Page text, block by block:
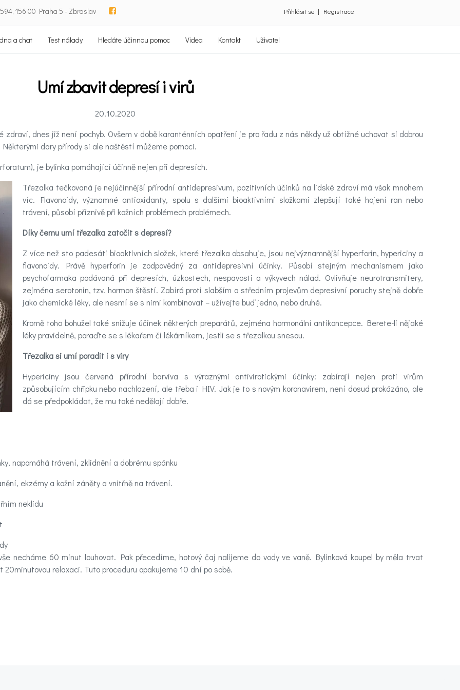
156 00 Praha 5 - Zbraslav Přihlásit se | Registrace
a chat Test nálady Hledáte účinnou pomoc Videa Kontakt Uživatel
Umí zbavit depresí i virů
20.10.2020
zdraví, dnes již není pochyb. Ovšem v době karanténních opatření je pro řadu z nás někdy už obtížné uchovat si dobrou
dary přírody si ale naštěstí můžeme pomoci.
je bylinka pomáhající účinně nejen při depresích.
Třezalka tečkovaná je nejúčinnější přírodní antidepresivum, pozitivních účinků na lidské zdraví má však mnohem
víc. Flavonoidy, významné antioxidanty, spolu s dalšími bioaktivními složkami zlepšují také hojení ran nebo
trávení, působí příznivě při kožních problémech problémech.
Díky čemu umí třezalka zatočit s depresí?
Z více než sto padesáti bioaktivních složek, které třezalka obsahuje, jsou nejvýznamnější hyperforin, hypericiny a
flavonoidy. Právě hyperforin je zodpovědný za antidepresivní účinky. Působí stejným mechanismem jako
psychofarmaka podávaná při depresích, úzkostech, nespavosti a výkyvech nálad. Ovlivňuje neurotransmitery,
zejména serotonin, tzv. hormon štěstí. Zabírá proti slabším a středním projevům depresivní poruchy stejně dobře
jako chemické léky, ale nesmí se s nimi kombinovat – užívejte buď jedno, nebo druhé.
Kromě toho bohužel také snižuje účinek některých preparátů, zejména hormonální antikoncepce. Berete-li nějaké
léky pravidelně, poraďte se s lékařem či lékárníkem, jestli se s třezalkou snesou.
Třezalka si umí poradit i s viry
Hypericiny jsou červená přírodní barviva s výraznými antivirotickými účinky: zabírají nejen proti virům
způsobujícím chřipku nebo nachlazení, ale třeba i HIV. Jak je to s novým koronavirem, není dosud prokázáno, ale
dá se předpokládat, že mu také nedělají dobře.
napomáhá trávení, zklidnění a dobrému spánku
ekzémy a kožní záněty a vnitřně na trávení.
neklidu
necháme 60 minut louhovat. Pak přecedíme, hotový čaj nalijeme do vody ve vaně. Bylinková koupel by měla trvat
relaxaci. Tuto proceduru opakujeme 10 dní po sobě.